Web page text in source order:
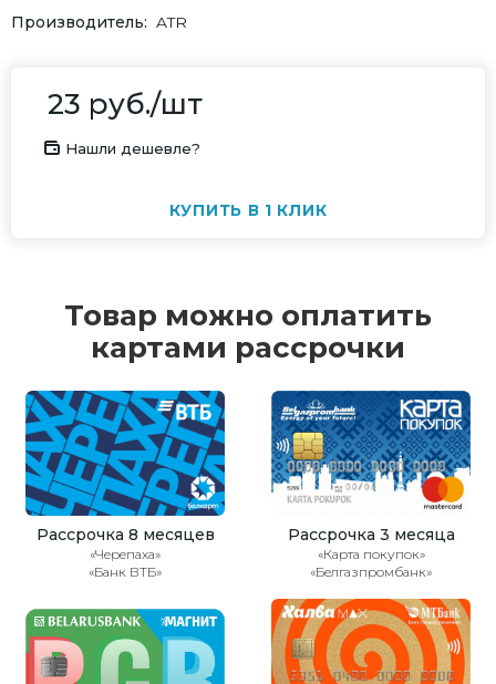
Производитель ATR
23 руб./шт
Нашли дешевле?
КУПИТЬ В 1 КЛИК
Товар можно оплатить
картами рассрочки
Рассрочка 8 месяцев
«Черепаха»
«Банк ВТБ»
Рассрочка 3 месяца
«Карта покупок»
«Белгазпромбанк»